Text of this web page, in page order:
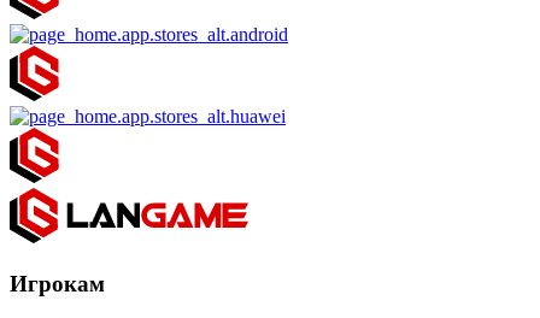
Игрокам